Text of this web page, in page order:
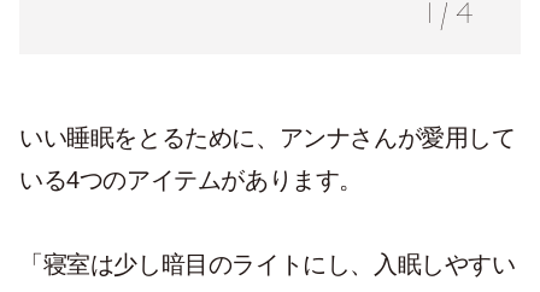
1 / 4
いい睡眠をとるために、アンナさんが愛用して
いる4つのアイテムがあります。
「寝室は少し暗目のライトにし、入眠しやすい